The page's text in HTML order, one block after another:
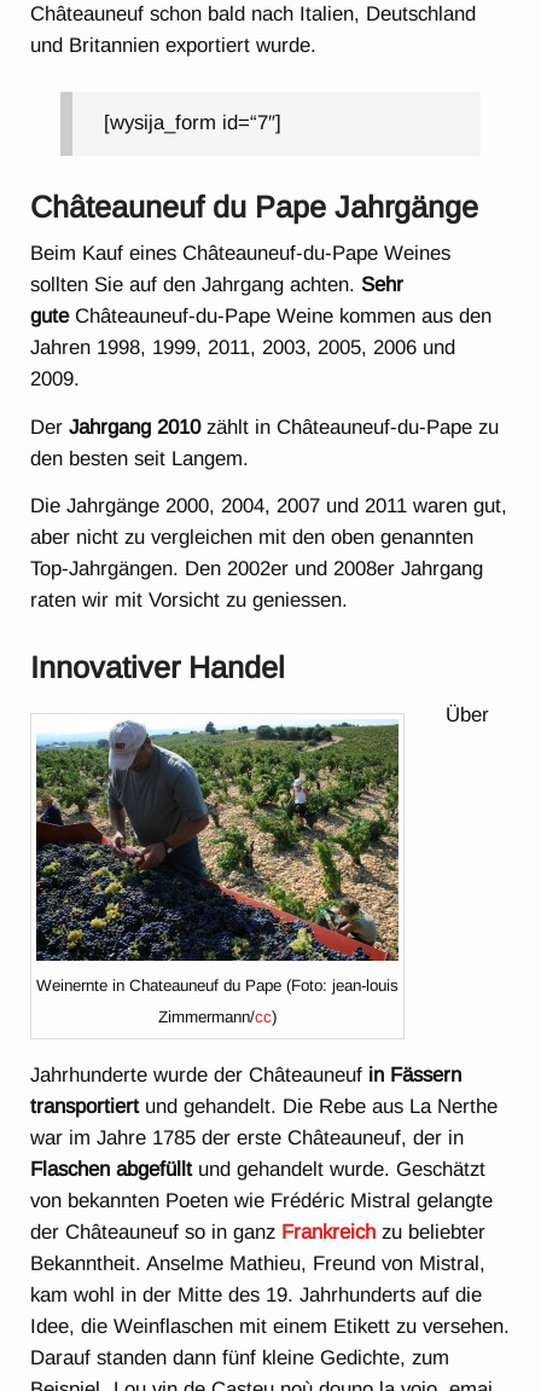
Châteauneuf schon bald nach Italien, Deutschland
und Britannien exportiert wurde.
[wysija_form id=“7″]
Châteauneuf du Pape Jahrgänge
Beim Kauf eines Châteauneuf-du-Pape Weines
sollten Sie auf den Jahrgang achten. Sehr
guteChâteauneuf-du-Pape Weine kommen aus den
Jahren 1998, 1999, 2011, 2003, 2005, 2006 und
2009.
DerJahrgang 2010zählt in Châteauneuf-du-Pape zu
den besten seit Langem.
Die Jahrgänge 2000, 2004, 2007 und 2011 waren gut,
aber nicht zu vergleichen mit den oben genannten
Top-Jahrgängen. Den 2002er und 2008er Jahrgang
raten wir mit Vorsicht zu geniessen.
Innovativer Handel
Weinernte in Chateauneuf du Pape (Foto: jean-louis
Zimmermann/cc)
Über
Jahrhunderte wurde der Châteauneuf in Fässern
transportiertund gehandelt. Die Rebe aus La Nerthe
war im Jahre 1785 der erste Châteauneuf, der in
Flaschen abgefülltund gehandelt wurde. Geschätzt
von bekannten Poeten wie Frédéric Mistral gelangte
der Châteauneuf so in ganz Frankreich zu beliebter
Bekanntheit. Anselme Mathieu, Freund von Mistral,
kam wohl in der Mitte des 19. Jahrhunderts auf die
Idee, die Weinflaschen mit einem Etikett zu versehen.
Darauf standen dann fünf kleine Gedichte, zum